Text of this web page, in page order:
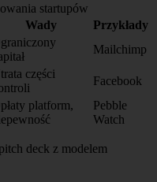
startupów
Wady
Przykłady
Mailchimp
części
Facebook
platform,
Pebble
Watch
deck z modelem